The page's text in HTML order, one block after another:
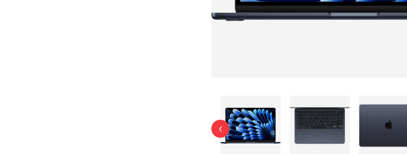
‹